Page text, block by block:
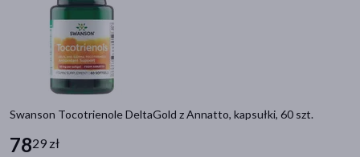
Swanson Tocotrienole DeltaGold z Annatto, kapsułki, 60 szt.
7829 zł
soja
(2)
seler(1)
skorupiaki(1)
Zalecenia żywieniowe
Zawiera soję